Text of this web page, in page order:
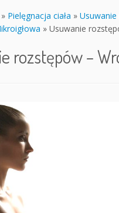
» Pielęgnacja ciała »
» Usuwanie
rozstępów –